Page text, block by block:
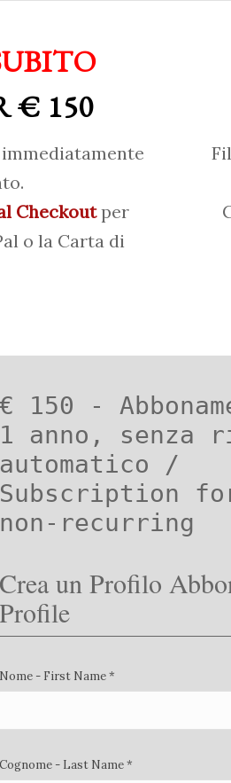
€ 150
Checkoutper
o la Carta di
€ 150 -
1 anno, senza
automatico /
Subscription
non-recurring
Crea un Profilo
Profile
Nome - First Name *
Cognome - Last Name *